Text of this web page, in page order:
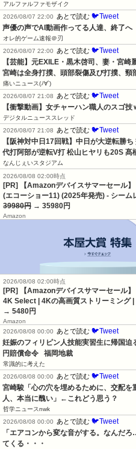
アルファルファモザイク
2026/08/07 22:00
あとで読む 🐦Tweet
声優の声でAI動画作ってる人達、終了へ
オレ的ゲーム速報＠刃
2026/08/07 22:00
あとで読む 🐦Tweet
【芸能】元EXILE・黒木啓司、妻・宮
宮崎は全身打撲、頭部裂傷及び打撲、頸
痛いニュース(ﾉ∀`)
2026/08/07 21:08
あとで読む 🐦Tweet
【衝撃動画】女チャーハン職人のスゴ技
デジタルニューススレッド
2026/08/07 21:08
あとで読む 🐦Tweet
【阪神対中日17回戦】中日が大逆転勝
代打阿部が逆転V打 松山ヒヤリも20S 髙
なんじぇいスタジアム
2026/08/08 02:00時点
[PR] 【Amazonデバイスサマーセール
(エコーショー11) (2025年発売) - シー
39980円 → 35980円
Amazon
2026/08/08 02:00時点
[PR] 【Amazonデバイスサマーセール
4K Select | 4Kの高画質ストリーミング
→ 5480円
Amazon
2026/08/08 00:00
あとで読む 🐦Tweet
妊娠のフィリピン人技能実習生に帰国
円賠償命令   福岡地裁
常識的に考えた
2026/08/08 00:00
あとで読む 🐦Tweet
宮崎駿「心の穴を埋めるために、交配
人、本当に醜い」←これどう思う？
哲学ニュースnwk
2026/08/08 00:00
あとで読む 🐦Tweet
「エアコンから変な音がする。なんだ
てくる・・・